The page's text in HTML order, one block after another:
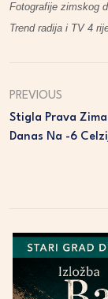
Fotografije zimskog
Trend radija i TV 4
PREVIOUS
Stigla Prava
Danas Na -6